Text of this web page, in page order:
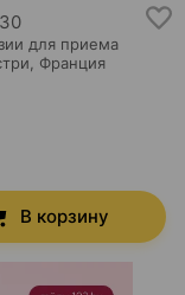
30
для приема
, Франция
В корзину